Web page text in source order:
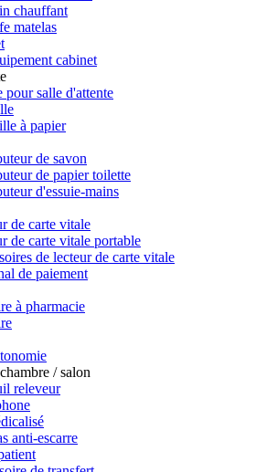
chauffant
matelas
cabinet
pour salle d'attente
à papier
de savon
de papier toilette
d'essuie-mains
de carte vitale
de carte vitale portable
de lecteur de carte vitale
de paiement
à pharmacie
/ salon
releveur
anti-escarre